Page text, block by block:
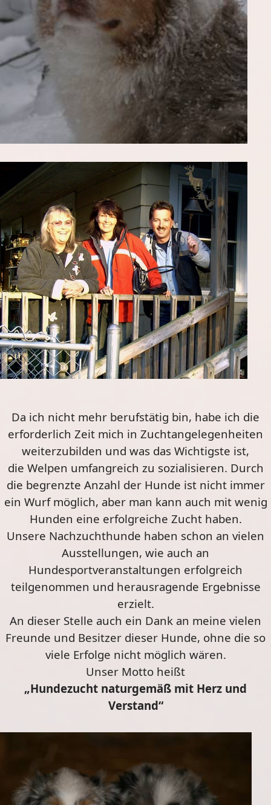
Da ich nicht mehr berufstätig bin, habe ich die
erforderlich Zeit mich in Zuchtangelegenheiten
weiterzubilden und was das Wichtigste ist,
die Welpen umfangreich zu sozialisieren. Durch
die begrenzte Anzahl der Hunde ist nicht immer
ein Wurf möglich, aber man kann auch mit wenig
Hunden eine erfolgreiche Zucht haben.
Unsere Nachzuchthunde haben schon an vielen
Ausstellungen, wie auch an
Hundesportveranstaltungen erfolgreich
teilgenommen und herausragende Ergebnisse
erzielt.
An dieser Stelle auch ein Dank an meine vielen
Freunde und Besitzer dieser Hunde, ohne die so
viele Erfolge nicht möglich wären.
Unser Motto heißt
„Hundezucht naturgemäß mit Herz und
Verstand“